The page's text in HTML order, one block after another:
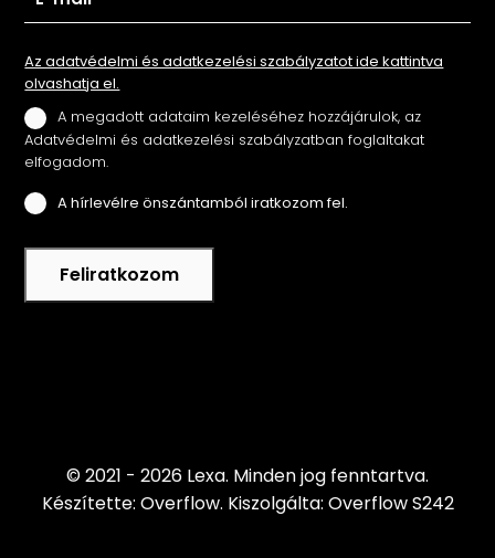
Az adatvédelmi és adatkezelési szabályzatot ide kattintva
olvashatja el.
A megadott adataim kezeléséhez hozzájárulok, az
Adatvédelmi és adatkezelési szabályzatban foglaltakat
elfogadom.
A hírlevélre önszántamból iratkozom fel.
Feliratkozom
© 2021 - 2026 Lexa. Minden jog fenntartva.
Készítette: Overflow. Kiszolgálta: Overflow S242